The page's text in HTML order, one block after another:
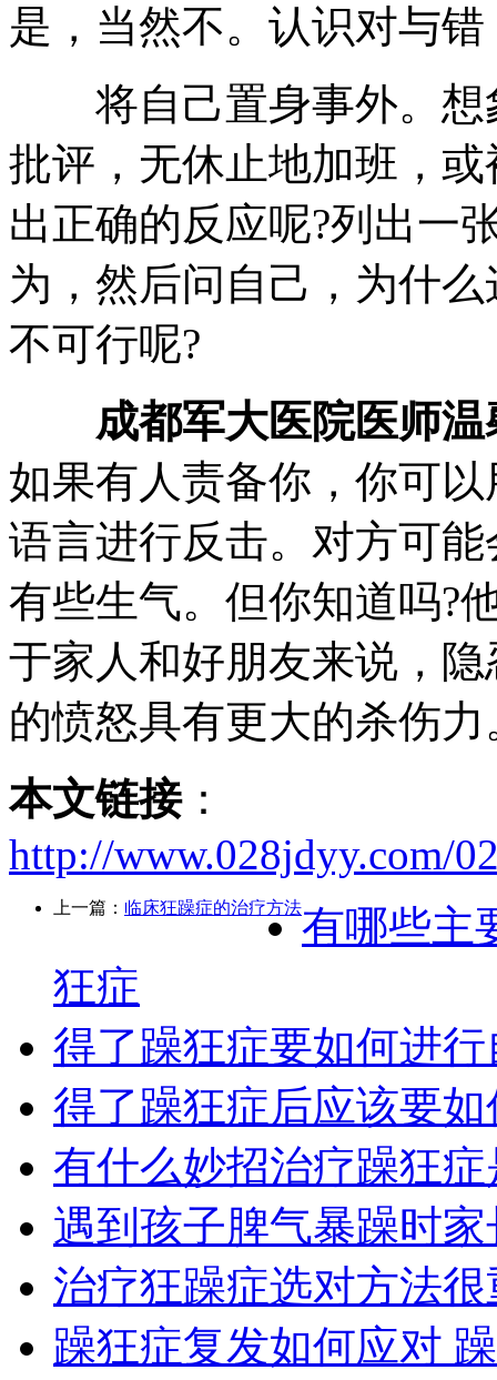
是，当然不。认识对与
将自己置身事外。想
批评，无休止地加班，
出正确的反应呢?列出一
为，然后问自己，为什
不可行呢?
成都军大医院医师温
如果有人责备你，你可
语言进行反击。对方可
有些生气。但你知道吗?
于家人和好朋友来说，
的愤怒具有更大的杀伤力
本文链接：
http://www.028jdyy.com/
上一篇： 临床狂躁症的治疗方法有哪些主
狂症
得了躁狂症要如何进
得了躁狂症后应该要如
有什么妙招治疗躁狂
遇到孩子脾气暴躁时
治疗狂躁症选对方法
躁狂症复发如何应对